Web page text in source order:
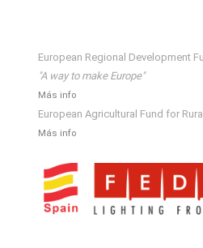
European Regional Development
"A way to make Europe"
Más info
European Agricultural Fund for
Más info